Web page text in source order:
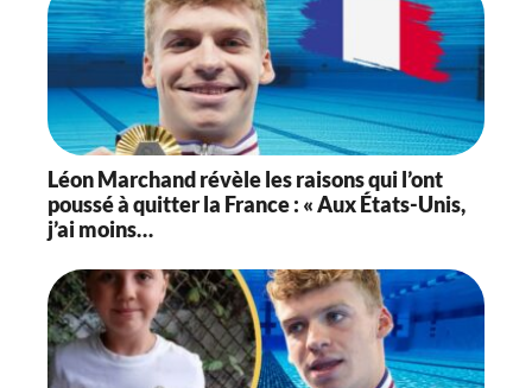
Léon Marchand révèle les raisons qui l’ont
poussé à quitter la France : « Aux États-Unis,
j’ai moins…